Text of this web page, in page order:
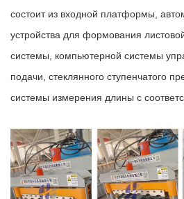
состоит из входной платформы,
устройства для формования
системы, компьютерной системы
подачи, стеклянного ступенчатого
системы измерения длины с